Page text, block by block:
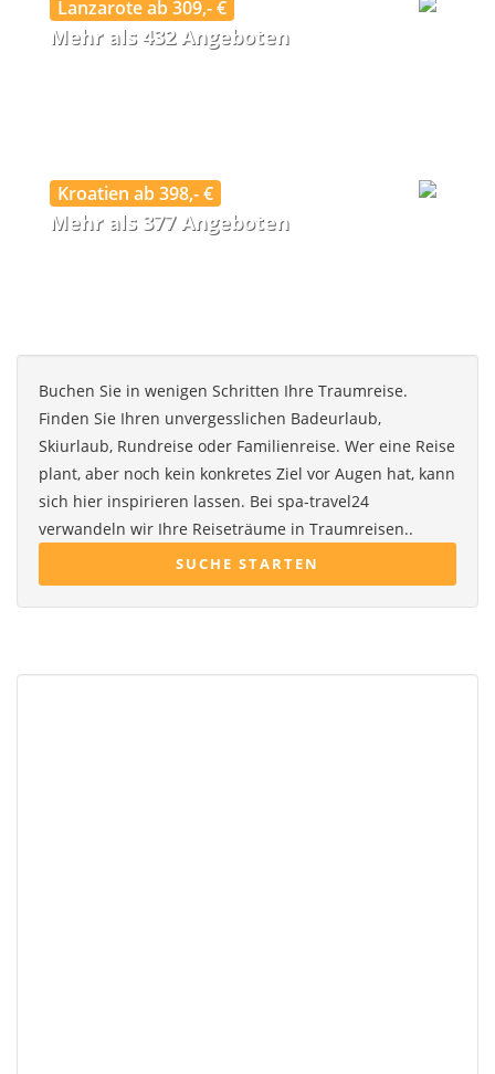
Lanzarote ab 309,- €
Mehr als 432 Angeboten
Kroatien ab 398,- €
Mehr als 377 Angeboten
Buchen Sie in wenigen Schritten Ihre Traumreise.
Finden Sie Ihren unvergesslichen Badeurlaub,
Skiurlaub, Rundreise oder Familienreise. Wer eine Reise
plant, aber noch kein konkretes Ziel vor Augen hat, kann
sich hier inspirieren lassen. Bei spa-travel24
verwandeln wir Ihre Reiseträume in Traumreisen..
SUCHE STARTEN